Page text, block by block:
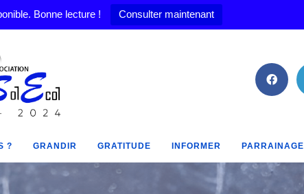
Bonne lecture ! Consulter maintenant
? GRANDIR GRATITUDE INFORMER PARRAINAGE